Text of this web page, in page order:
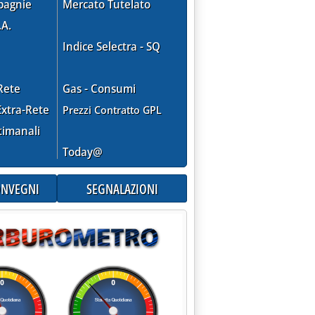
Rete
Mercato Tutelato
Indice Selectra - SQ
Gas - Consumi
Prezzi Contratto GPL
Today@
SEGNALAZIONI